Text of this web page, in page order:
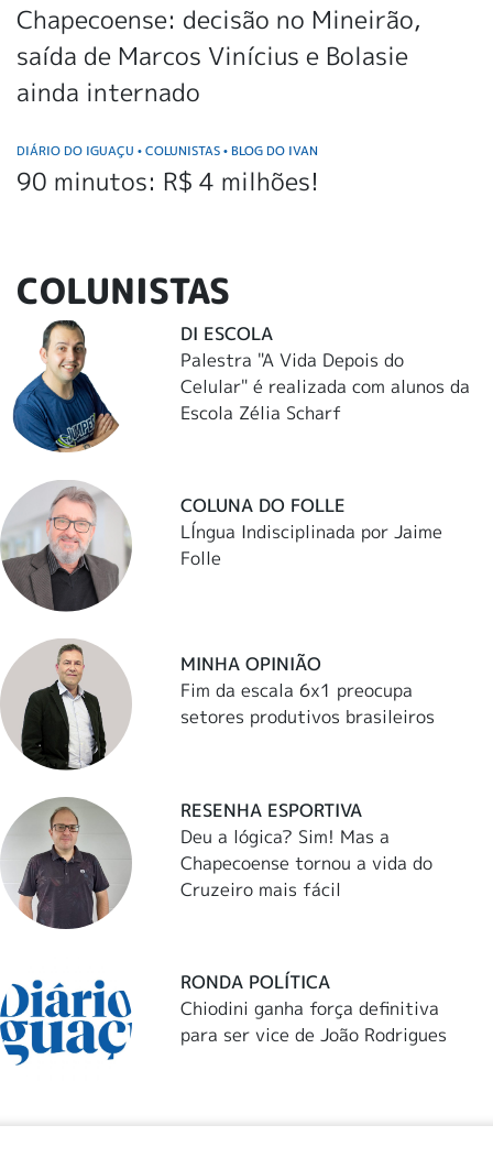
Chapecoense: decisão no Mineirão,
saída de Marcos Vinícius e Bolasie
ainda internado
DIÁRIO DO IGUAÇU • COLUNISTAS • BLOG DO IVAN
90 minutos: R$ 4 milhões!
COLUNISTAS
DI ESCOLA
Palestra "A Vida Depois do
Celular" é realizada com alunos da
Escola Zélia Scharf
COLUNA DO FOLLE
LÍngua Indisciplinada por Jaime
Folle
MINHA OPINIÃO
Fim da escala 6x1 preocupa
setores produtivos brasileiros
RESENHA ESPORTIVA
Deu a lógica? Sim! Mas a
Chapecoense tornou a vida do
Cruzeiro mais fácil
RONDA POLÍTICA
Chiodini ganha força definitiva
para ser vice de João Rodrigues